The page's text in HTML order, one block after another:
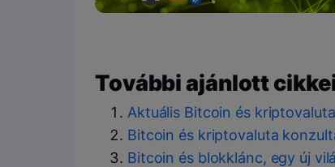
További ajánlott
Aktuális Bitcoin és
Bitcoin és kriptovaluta
Bitcoin és blokklánc, egy új